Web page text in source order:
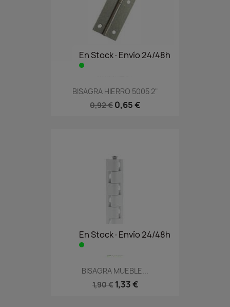
En Stock·Envío 24/48h
BISAGRA HIERRO 5005 2"
0,92 € 0,65 €
En Stock·Envío 24/48h
BISAGRA MUEBLE...
1,90 € 1,33 €